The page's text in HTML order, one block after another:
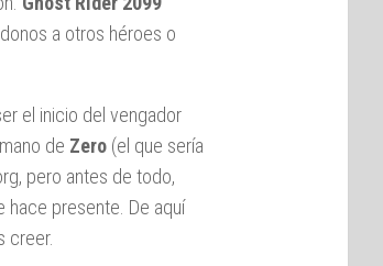
a otros héroes o
el inicio del vengador
de Zero (el que sería
pero antes de todo,
hace presente. De aquí
creer.